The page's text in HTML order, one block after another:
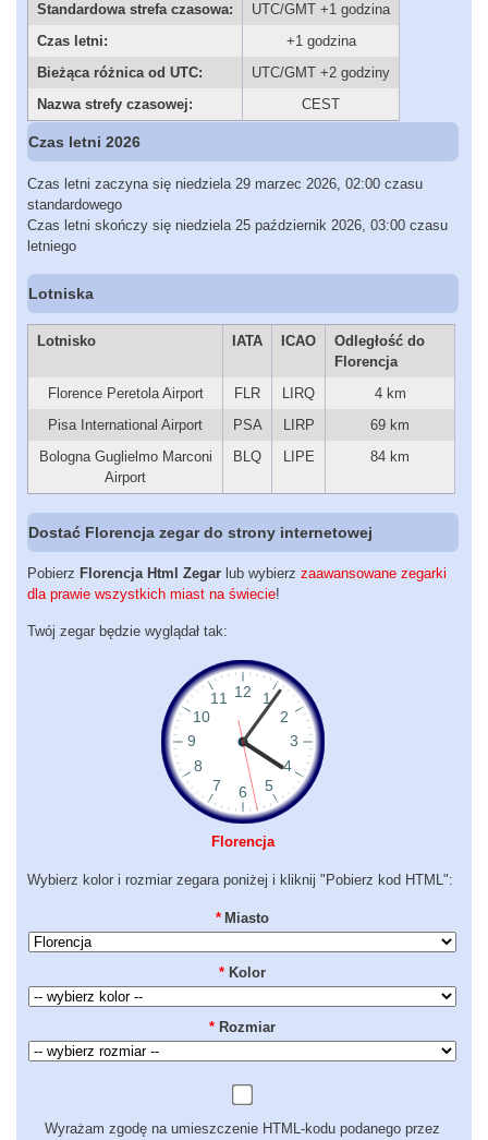
Standardowa strefa czasowa:
UTC/GMT +1 godzina
Czas letni:
+1 godzina
Bieżąca różnica od UTC:
UTC/GMT +2 godziny
Nazwa strefy czasowej:
CEST
Czas letni 2026
Czas letni zaczyna się niedziela 29 marzec 2026, 02:00 czasu
standardowego
Czas letni skończy się niedziela 25 październik 2026, 03:00 czasu
letniego
Lotniska
Lotnisko IATA ICAO
Odległość do
Florencja
Florence Peretola Airport
FLR LIRQ
4 km
Pisa International Airport
PSA LIRP
69 km
Bologna Guglielmo Marconi
Airport
BLQ LIPE 84 km
Dostać Florencja zegar do strony internetowej
Pobierz Florencja Html Zegar lub wybierz zaawansowane zegarki
dla prawie wszystkich miast na świecie!
Twój zegar będzie wyglądał tak:
Florencja
Wybierz kolor i rozmiar zegara poniżej i kliknij "Pobierz kod HTML":
* Miasto
* Kolor
* Rozmiar
Wyrażam zgodę na umieszczenie HTML-kodu podanego przez